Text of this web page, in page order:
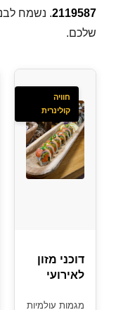
2119587. נשמח
שלכם.
חוויה
קולינרית
דוכני מזון
לאירועי
מגמות עולמיות